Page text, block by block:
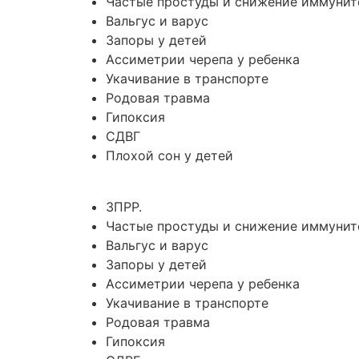
Вальгус и варус
Запоры у детей
Ассиметрии черепа у ребенка
Укачивание в транспорте
Родовая травма
Гипоксия
СДВГ
Плохой сон у детей
ЗПРР.
Частые простуды и снижение
Вальгус и варус
Запоры у детей
Ассиметрии черепа у ребенка
Укачивание в транспорте
Родовая травма
Гипоксия